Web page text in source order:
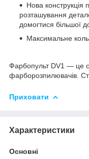
Нова конструкція
розташування
домогтися більшої
Максимальне
Фарбопульт DV1 — це
фарборозпилювачів.
Приховати
Характеристики
Основні